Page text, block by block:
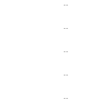
--
--
--
--
--